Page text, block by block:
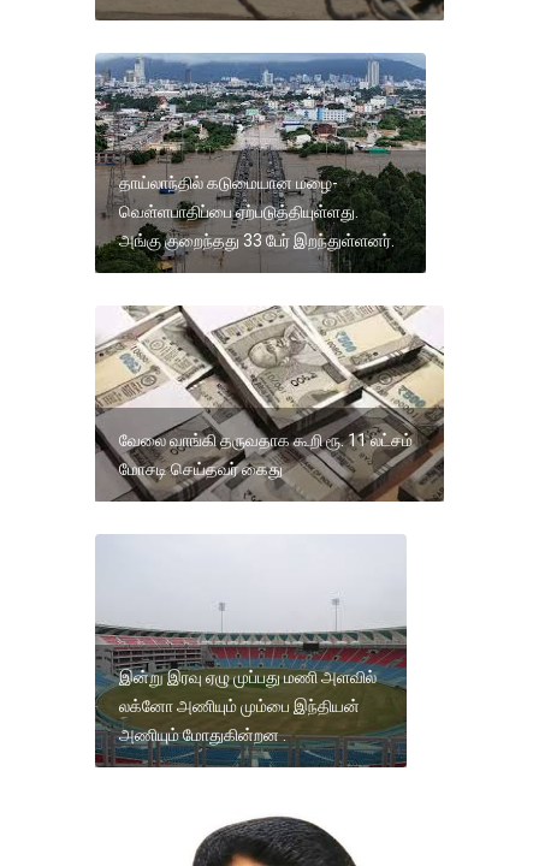
தாய்லாந்தில் கடுமையான மழை-
வெள்ளபாதிப்பை ஏற்படுத்தியுள்ளது.
அங்கு குறைந்தது 33 பேர் இறந்துள்ளனர்.
வேலை வாங்கி தருவதாக கூறி ரூ. 11 லட்சம்
மோசடி செய்தவர் கைது
இன்று இரவு ஏழு முப்பது மணி அளவில்
லக்னோ அணியும் மும்பை இந்தியன்
அணியும் மோதுகின்றன .